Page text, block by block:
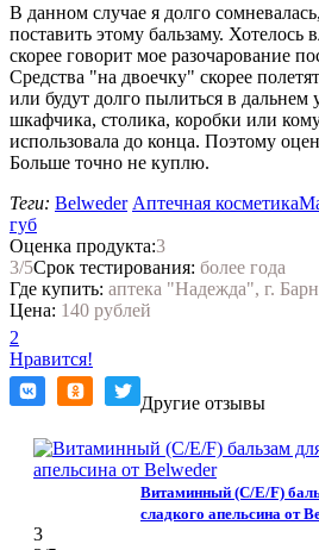
В данном случае я долго
поставить этому бальзаму. Хотелось
скорее говорит мое разочарование
Средства "на двоечку" скорее
или будут долго пылиться в дальнем
шкафчика, столика, коробки или
использовала до конца. Поэтому
Больше точно не куплю.
Теги: Belweder Аптечная косметика
губ
Оценка продукта:3
3/5Срок тестирования: более года
Где купить: аптека "Надежда", г.
Цена: 140 рублей
2
Нравится!
Другие отзывы
Витаминный (C/E/F)
сладкого апельсина от
3